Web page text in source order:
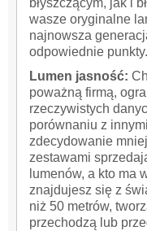
błyszczącym, jak i
wasze oryginalne
najnowsza
odpowiednie punkty.
Lumen jasność:
poważną firmą,
rzeczywistych
porównaniu z
zdecydowanie
zestawami
lumenów, a kto ma
znajdujesz się z
niż 50 metrów,
przechodzą lub